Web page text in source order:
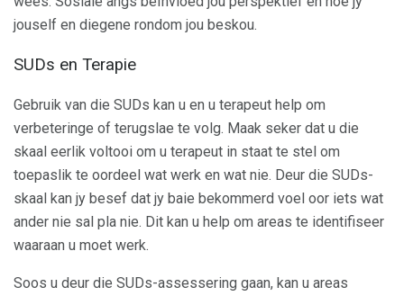
jouself en diegene rondom jou beskou.
SUDs en Terapie
Gebruik van die SUDs kan u en u terapeut help om
verbeteringe of terugslae te volg. Maak seker dat u die
skaal eerlik voltooi om u terapeut in staat te stel om
toepaslik te oordeel wat werk en wat nie. Deur die SUDs-
skaal kan jy besef dat jy baie bekommerd voel oor iets wat
ander nie sal pla nie. Dit kan u help om areas te identifiseer
waaraan u moet werk.
Soos u deur die SUDs-assessering gaan, kan u areas